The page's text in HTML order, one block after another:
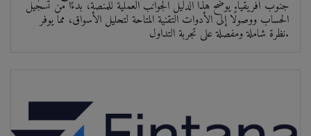
جنوب أفريقيا. يوضح هذا الدليل الجوانب العملية للمنصة، بدءًا من تسجيل
الحساب ووصولًا إلى الأدوات التقنية المتاحة لتحليل الأسواق، مما يوفر
نظرة شاملة ومفصلة على تجربة التداول.